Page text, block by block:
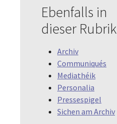
Ebenfalls in
dieser Rubrik
Archiv
Communiqués
Mediathéik
Personalia
Pressespigel
Sichen am Archiv